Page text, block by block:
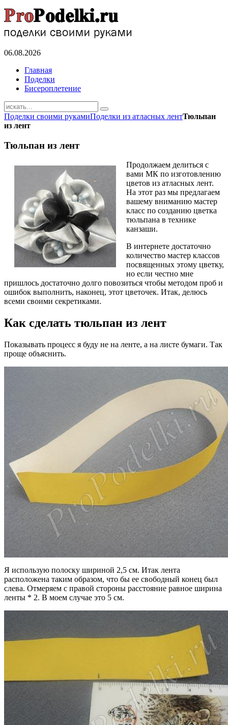
06.08.2026
Главная
Поделки
Бисероплетение
Поделки своими рукамиПоделки из атласных лентТюльпан
из лент
Тюльпан из лент
Продолжаем делиться с
вами МК по изготовлению
цветов из атласных лент.
На этот раз мы предлагаем
вашему вниманию мастер
класс по созданию цветка
тюльпана в технике
канзаши.
В интернете достаточно
количество мастер классов
посвященных этому цветку,
но если честно мне
пришлось достаточно долго повозиться чтобы методом проб и
ошибок выполнить, наконец, этот цветочек. Итак, делюсь
всеми своими секретиками.
Как сделать тюльпан из лент
Показывать процесс я буду не на ленте, а на листе бумаги. Так
проще объяснить.
Я использую полоску шириной 2,5 см. Итак лента
расположена таким образом, что бы ее свободный конец был
слева. Отмеряем с правой стороны расстояние равное ширина
ленты * 2. В моем случае это 5 см.